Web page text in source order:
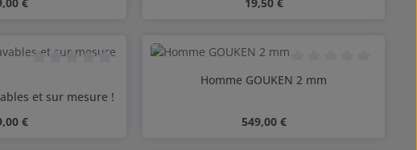
Note moyenne de 0 sur 5 étoiles
et sur mesure !
régulier :
€
Note moyenne de 0
Homme GOUKEN 2 mm
Prix régulier :
549,00 €